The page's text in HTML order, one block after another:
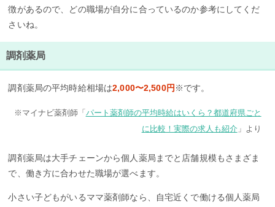
徴があるので、どの職場が自分に合っているのか参考にしてくだ
さいね。
調剤薬局
調剤薬局の平均時給相場は2,000〜2,500円 ※です。
※マイナビ薬剤師「 パート薬剤師の平均時給はいくら？都道府県ごと
に比較！実際の求人も紹介」より
調剤薬局は大手チェーンから個人薬局までと店舗規模もさまざま
で、働き方に合わせた職場が選べます。
小さい子どもがいるママ薬剤師なら、自宅近くで働ける個人薬局